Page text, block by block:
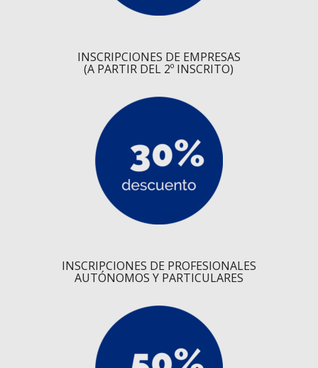
INSCRIPCIONES DE EMPRESAS
(A PARTIR DEL 2º INSCRITO)
INSCRIPCIONES DE PROFESIONALES
AUTÓNOMOS Y PARTICULARES